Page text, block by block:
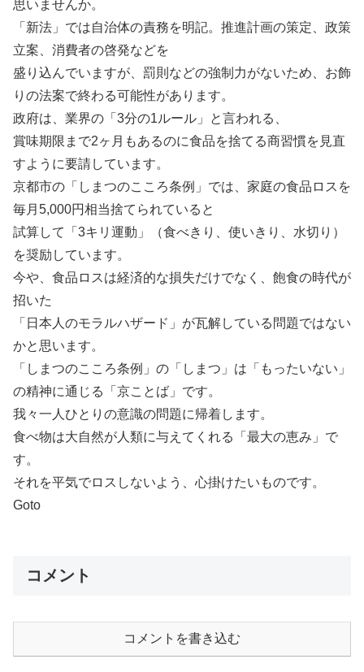
思いませんか。
「新法」では自治体の責務を明記。推進計画の策定、政策
立案、消費者の啓発などを
盛り込んでいますが、罰則などの強制力がないため、お飾
りの法案で終わる可能性があります。
政府は、業界の「3分の1ルール」と言われる、
賞味期限まで2ヶ月もあるのに食品を捨てる商習慣を見直
すように要請しています。
京都市の「しまつのこころ条例」では、家庭の食品ロスを
毎月5,000円相当捨てられていると
試算して「3キリ運動」（食べきり、使いきり、水切り）
を奨励しています。
今や、食品ロスは経済的な損失だけでなく、飽食の時代が
招いた
「日本人のモラルハザード」が瓦解している問題ではない
かと思います。
「しまつのこころ条例」の「しまつ」は「もったいない」
の精神に通じる「京ことば」です。
我々一人ひとりの意識の問題に帰着します。
食べ物は大自然が人類に与えてくれる「最大の恵み」で
す。
それを平気でロスしないよう、心掛けたいものです。
Goto
コメント
コメントを書き込む